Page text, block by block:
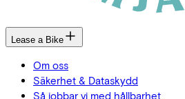
Lease a Bike
Om oss
Säkerhet & Dataskydd
Så jobbar vi med hållbarhet